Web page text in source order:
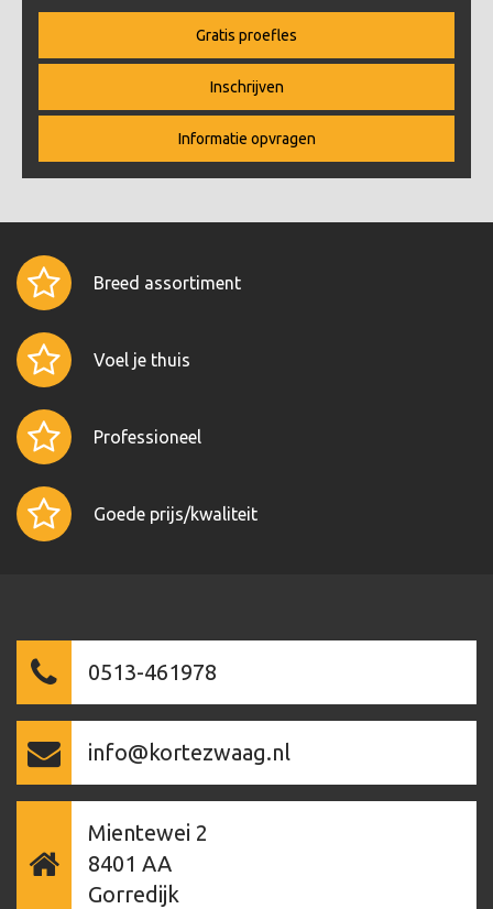
Gratis proefles
Inschrijven
Informatie opvragen
Breed assortiment
Voel je thuis
Professioneel
Goede prijs/kwaliteit
0513-461978
info@kortezwaag.nl
Mientewei 2
8401 AA
Gorredijk